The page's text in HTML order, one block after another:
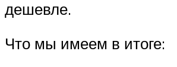
дешевле.
Что мы имеем в итоге: